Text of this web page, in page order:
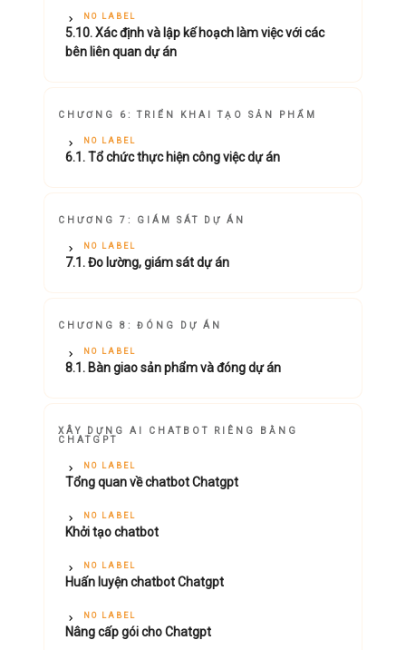
NO LABEL
5.10. Xác định và lập kế hoạch làm việc với các
bên liên quan dự án
CHƯƠNG 6: TRIỂN KHAI TẠO SẢN PHẨM
NO LABEL
6.1. Tổ chức thực hiện công việc dự án
CHƯƠNG 7: GIÁM SÁT DỰ ÁN
NO LABEL
7.1. Đo lường, giám sát dự án
CHƯƠNG 8: ĐÓNG DỰ ÁN
NO LABEL
8.1. Bàn giao sản phẩm và đóng dự án
XÂY DỰNG AI CHATBOT RIÊNG BẰNG
CHATGPT
NO LABEL
Tổng quan về chatbot Chatgpt
NO LABEL
Khởi tạo chatbot
NO LABEL
Huấn luyện chatbot Chatgpt
NO LABEL
Nâng cấp gói cho Chatgpt